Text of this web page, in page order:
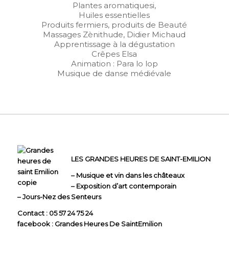
Plantes aromatiquesi,
Huiles essentielles
Produits fermiers, produits de Beauté
Massages Zènithude, Didier Michaud
Apprentissage à la dégustation
Crêpes Elsa
Animation : Para lo lop
Musique de danse médiévale
LES GRANDES HEURES DE SAINT-EMILION
– Musique et vin dans les châteaux
– Exposition d’art contemporain
– Jours-Nez des Senteurs
Contact : 05 57 24 75 24
facebook : Grandes Heures De SaintEmilion